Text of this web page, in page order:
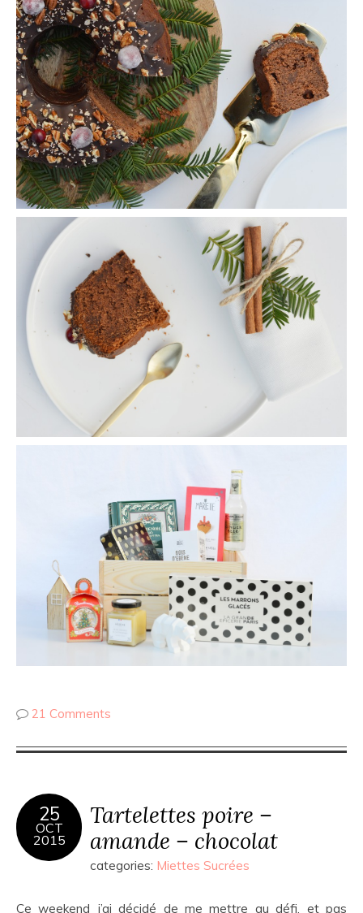
21 Comments
25
OCT
2015
Tartelettes poire –
amande – chocolat
categories: Miettes Sucrées
Ce weekend j’ai décidé de me mettre au défi, et pas